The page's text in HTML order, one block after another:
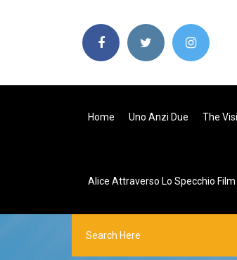
Home Uno Anzi Due The
Alice Attraverso Lo Specchio